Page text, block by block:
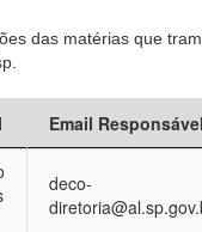
das matérias que
Email
deco-